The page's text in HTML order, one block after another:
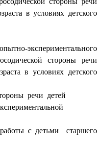
в условиях детского
экспериментального
стороны речи
в условиях детского
речи детей
с детьми старшего